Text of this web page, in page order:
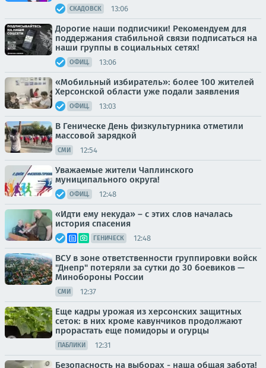
СКАДОВСК 13:06
Дорогие наши подписчики! Рекомендуем для
поддержания стабильной связи подписаться на
наши группы в социальных сетях!
ОФИЦ. 13:06
«Мобильный избиратель»: более 100 жителей
Херсонской области уже подали заявления
ОФИЦ. 13:03
В Геническе День физкультурника отметили
массовой зарядкой
СМИ 12:54
Уважаемые жители Чаплинского
муниципального округа!
ОФИЦ. 12:48
«Идти ему некуда» – с этих слов началась
история спасения
ГЕНИЧЕСК 12:48
ВСУ в зоне ответственности группировки войск
"Днепр" потеряли за сутки до 30 боевиков —
Минобороны России
СМИ 12:37
Еще кадры урожая из херсонских защитных
сеток: в них кроме кавунчиков продолжают
прорастать еще помидоры и огурцы
ПАБЛИКИ 12:31
Безопасность на выборах - наша общая забота!